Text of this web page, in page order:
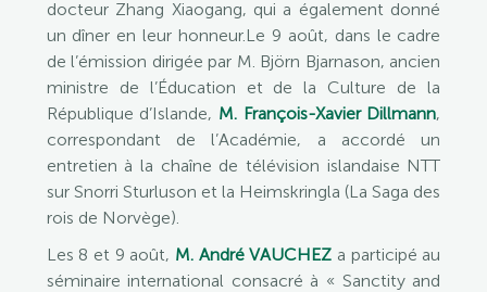
docteur Zhang Xiaogang, qui a également donné
un dîner en leur honneur.Le 9 août, dans le cadre
de l’émission dirigée par M. Björn Bjarnason, ancien
ministre de l’Éducation et de la Culture de la
République d’Islande, M. François-Xavier Dillmann,
correspondant de l’Académie, a accordé un
entretien à la chaîne de télévision islandaise NTT
sur Snorri Sturluson et la Heimskringla (La Saga des
rois de Norvège).
Les 8 et 9 août, M. André VAUCHEZ a participé au
séminaire international consacré à « Sanctity and